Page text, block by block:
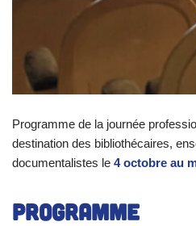
Programme de la journée
destination des bibliothécaires,
documentalistes le 4 octobre au
Programme